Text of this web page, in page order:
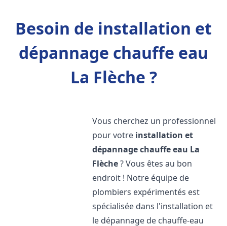
Besoin de installation et
dépannage chauffe eau
La Flèche ?
Vous cherchez un professionnel
pour votre installation et
dépannage chauffe eau La
Flèche? Vous êtes au bon
endroit ! Notre équipe de
plombiers expérimentés est
spécialisée dans l'installation et
le dépannage de chauffe-eau